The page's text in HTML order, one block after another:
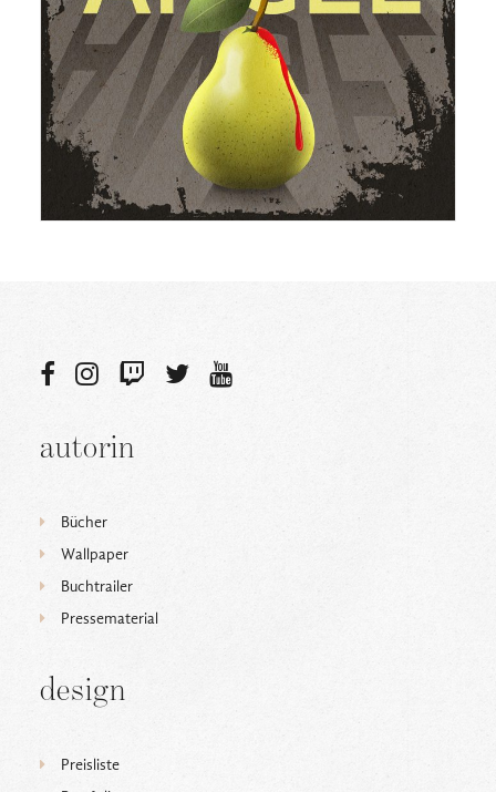
autorin
Bücher
Wallpaper
Buchtrailer
Pressematerial
design
Preisliste